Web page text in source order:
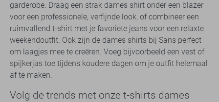
garderobe. Draag een strak dames shirt onder een blazer
voor een professionele, verfijnde look, of combineer een
ruimvallend t-shirt met je favoriete jeans voor een relaxte
weekendoutfit. Ook zijn de dames shirts bij Sans perfect
om laagjes mee te creëren. Voeg bijvoorbeeld een vest of
spijkerjas toe tijdens koudere dagen om je outfit helemaal
af te maken.
Volg de trends met onze t-shirts dames